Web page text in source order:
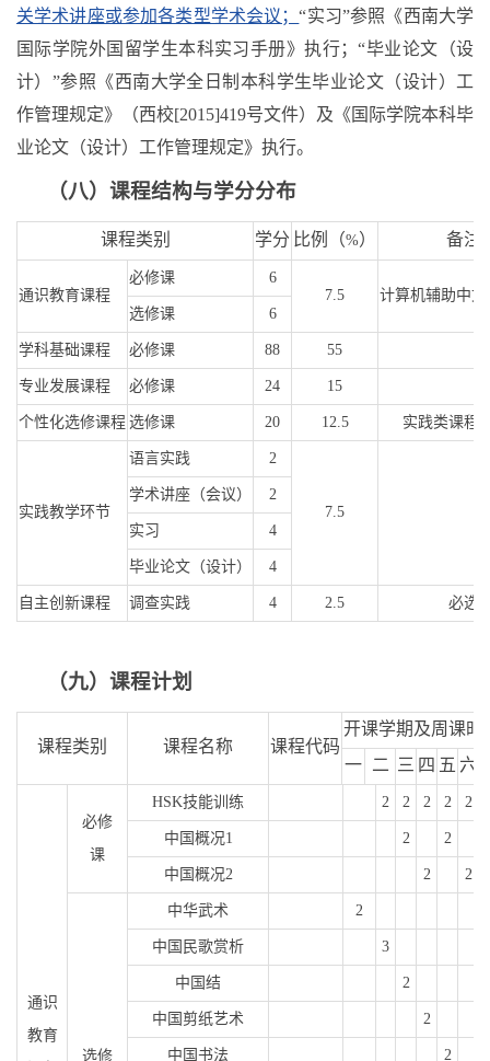
关学术讲座或参加各类型学术会议；“实习”参照《西南大学
国际学院外国留学生本科实习手册》执行；“毕业论文（设
计）”参照《西南大学全日制本科学生毕业论文（设计）工
作管理规定》（西校[2015]419号文件）及《国际学院本科毕
业论文（设计）工作管理规定》执行。
（八）课程结构与学分分布
课程类别 学分 比例（%） 备注
通识教育课程
必修课
6
7.5
计算机辅助中
选修课
6
学科基础课程 必修课 88 55
专业发展课程 必修课 24 15
个性化选修课程 选修课 20 12.5 实践类课程
实践教学环节
语言实践 2
7.5
学术讲座（会议） 2
实习 4
毕业论文（设计） 4
自主创新课程 调查实践 4 2.5 必选
（九）课程计划
课程类别 课程名称 课程代码
开课学期及周课时
一 二 三 四 五 六
通识
教育
必修
课
HSK技能训练 2 2 2 2 2
中国概况1 2 2
中国概况2 2 2
选修
中华武术 2
中国民歌赏析 3
中国结 2
中国剪纸艺术 2
中国书法 2